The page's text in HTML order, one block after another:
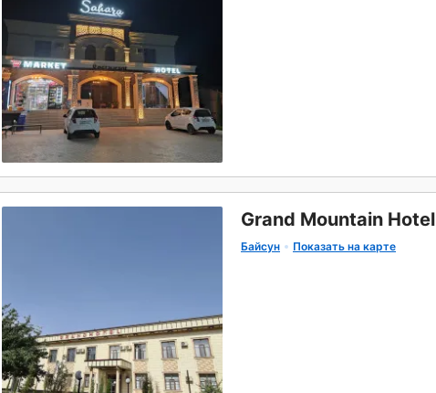
Grand Mountain Hotel
Байсун Показать на карте